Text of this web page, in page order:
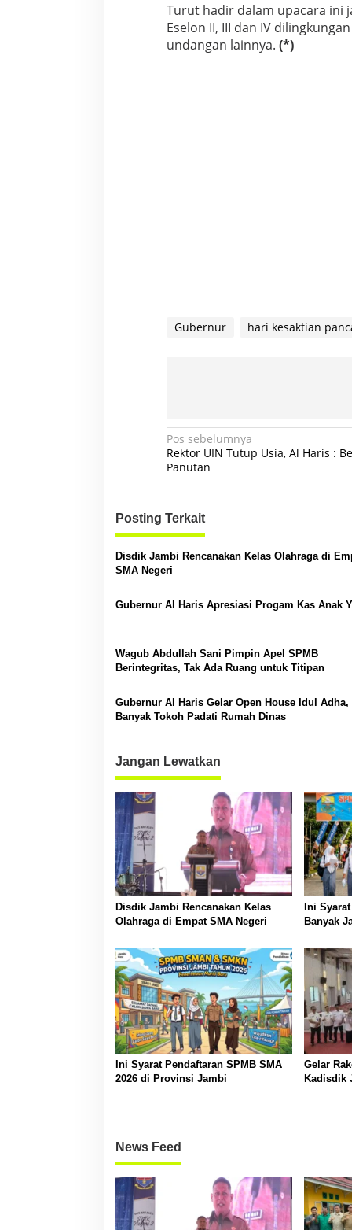
Turut hadir dalam upacara ini
Eselon II, III dan IV
undangan lainnya. (*)
Gubernur hari kesaktian
N
a
i
g
a
s
i
s
Pos sebelumnya
Rektor UIN Tutup Usia, Al Haris :
Panutan
Posting Terkait
Disdik Jambi Rencanakan Kelas Olahraga di
SMA Negeri
Gubernur Al Haris Apresiasi Progam Kas Anak
Wagub Abdullah Sani Pimpin Apel SPMB
Berintegritas, Tak Ada Ruang untuk Titipan
Gubernur Al Haris Gelar Open House Idul Adha,
Banyak Tokoh Padati Rumah Dinas
Jangan Lewatkan
Disdik Jambi Rencanakan Kelas
Olahraga di Empat SMA Negeri
Ini
Banyak
Ini Syarat Pendaftaran SPMB SMA
2026 di Provinsi Jambi
Gelar
Kadisdik
News Feed